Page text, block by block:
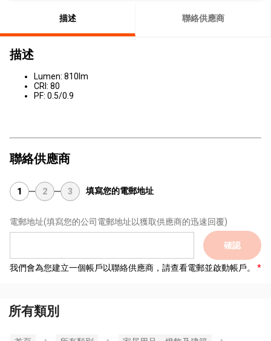
描述 聯絡供應商
描述
Lumen: 810lm
CRI: 80
PF: 0.5/0.9
聯絡供應商
1 2 3 填寫您的電郵地址
電郵地址(填寫您的公司電郵地址以獲取供應商的迅速回覆)
確認
我們會為您建立一個帳戶以聯絡供應商，請查看電郵並啟動帳戶。
所有類別